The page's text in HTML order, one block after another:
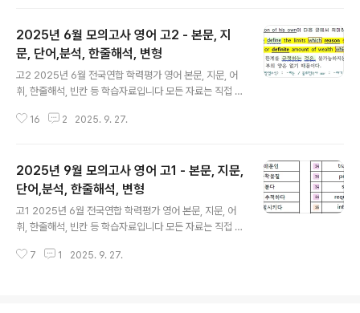
절, 종속절의 동사의 판단, 과거 동사와 과거분사의 구분할
줄 알아야 올바른 구문 분석과 독해가 가능해집니다. 한줄
해석의 파란색은 주절의 동사이고, 보라색은 명사절, 초록
색은 형용사절, 갈색은 부사절 내의 동사들을 구분해 놓은
것입니다. 분석과 해석을 용이하게 하기 위함입니다. 1단계
의 지문만 파일을 통해 스스로 아는 부분과 모르는 부분을
2025년 6월 모의고사 영어 고2 - 본문, 지
문, 단어,분석, 한줄해석, 변형
고2 2025년 6월 전국연합 학력평가 영어 본문, 지문, 어
휘, 한줄해석, 빈칸 등 학습자료입니다 모든 자료는 직접 제
다. 혹 교습용으로 사용하시려는 선생님들께서는 출처를
절, 종속절의 동사의 판단, 과거 동사와 과거분사의 구분할
줄 알아야 올바른 구문 분석과 독해가 가능해집니다. 한줄
해석의 파란색은 주절의 동사이고, 보라색은 명사절, 초록
색은 형용사절, 갈색은 부사절 내의 동사들을 구분해 놓은
것입니다. 분석과 해석을 용이하게 하기 위함입니다. 1단계
의 지문만 파일을 통해 스스로 아는 부분과 모르는 부분을
16 2 2025. 9. 27.
2025년 9월 모의고사 영어 고1 - 본문, 지문,
단어,분석, 한줄해석, 변형
고1 2025년 6월 전국연합 학력평가 영어 본문, 지문, 어
휘, 한줄해석, 빈칸 등 학습자료입니다 모든 자료는 직접 제
다. 혹 교습용으로 사용하시려는 선생님들께서는 출처를
7 1 2025. 9. 27.